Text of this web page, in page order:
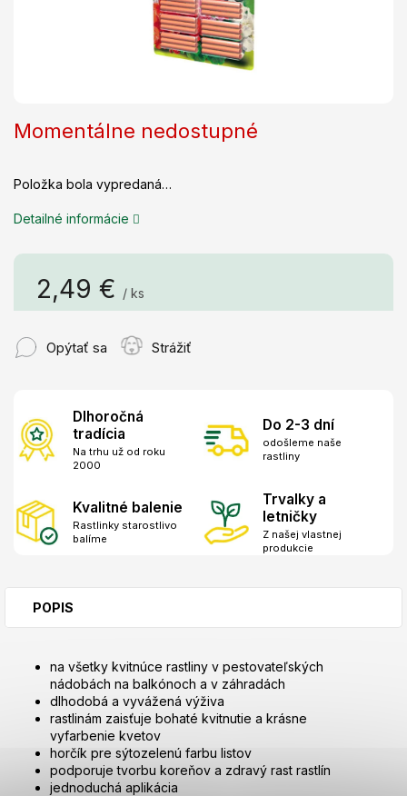
2,49 € / ks
Momentálne nedostupné
Položka bola vypredaná…
Detailné informácie
Opýtať sa Strážiť
Dlhoročná
tradícia
Na trhu už od roku
2000
Do 2-3 dní
odošleme naše
rastliny
Kvalitné balenie
Rastlinky starostlivo
balíme
Trvalky a
letničky
Z našej vlastnej
produkcie
POPIS
na všetky kvitnúce rastliny v pestovateľských
nádobách na balkónoch a v záhradách
dlhodobá a vyvážená výživa
rastlinám zaisťuje bohaté kvitnutie a krásne
vyfarbenie kvetov
horčík pre sýtozelenú farbu listov
podporuje tvorbu koreňov a zdravý rast rastlín
jednoduchá aplikácia